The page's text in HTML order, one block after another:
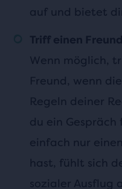
auf und bietet
Triff einen
Wenn möglich,
Freund, wenn
Regeln deiner
du ein
einfach nur
hast, fühlt sich
sozialer Ausflug